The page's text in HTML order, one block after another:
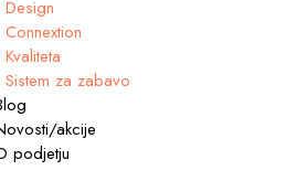
Design
Connextion
Kvaliteta
Sistem za zabavo
akcije
podjetju